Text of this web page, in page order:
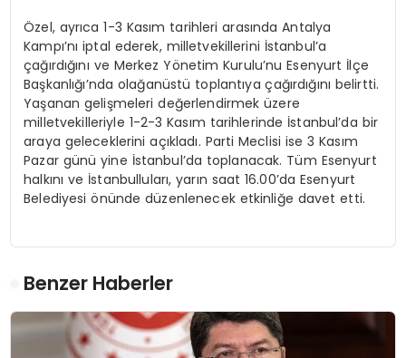
Özel, ayrıca 1-3 Kasım tarihleri arasında Antalya
Kampı’nı iptal ederek, milletvekillerini İstanbul’a
çağırdığını ve Merkez Yönetim Kurulu’nu Esenyurt İlçe
Başkanlığı’nda olağanüstü toplantıya çağırdığını belirtti.
Yaşanan gelişmeleri değerlendirmek üzere
milletvekilleriyle 1-2-3 Kasım tarihlerinde İstanbul’da bir
araya geleceklerini açıkladı. Parti Meclisi ise 3 Kasım
Pazar günü yine İstanbul’da toplanacak. Tüm Esenyurt
halkını ve İstanbulluları, yarın saat 16.00’da Esenyurt
Belediyesi önünde düzenlenecek etkinliğe davet etti.
Benzer Haberler